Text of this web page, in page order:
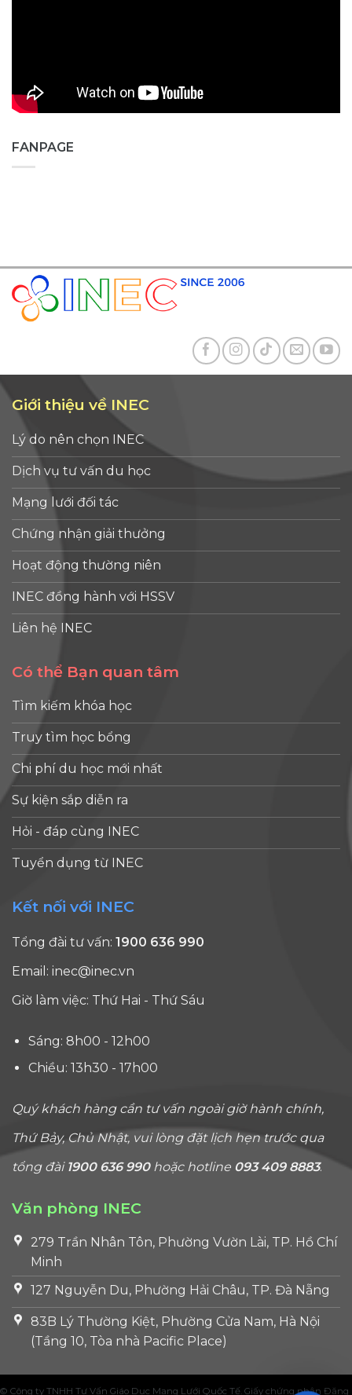
FANPAGE
Giới thiệu về INEC
Lý do nên chọn INEC
Dịch vụ tư vấn du học
Mạng lưới đối tác
Chứng nhận giải thưởng
Hoạt động thường niên
INEC đồng hành với HSSV
Liên hệ INEC
Có thể Bạn quan tâm
Tìm kiếm khóa học
Truy tìm học bổng
Chi phí du học mới nhất
Sự kiện sắp diễn ra
Hỏi - đáp cùng INEC
Tuyển dụng từ INEC
Kết nối với INEC
Tổng đài tư vấn: 1900 636 990
Email: inec@inec.vn
Giờ làm việc: Thứ Hai - Thứ Sáu
Sáng: 8h00 - 12h00
Chiều: 13h30 - 17h00
Quý khách hàng cần tư vấn ngoài giờ hành chính,
Thứ Bảy, Chủ Nhật, vui lòng đặt lịch hẹn trước qua
tổng đài 1900 636 990hoặc hotline 093 409 8883.
Văn phòng INEC
279 Trần Nhân Tôn, Phường Vườn Lài, TP. Hồ Chí
Minh
127 Nguyễn Du, Phường Hải Châu, TP. Đà Nẵng
83B Lý Thường Kiệt, Phường Cửa Nam, Hà Nội
(Tầng 10, Tòa nhà Pacific Place)
© Công ty TNHH Tư Vấn Giáo Dục Mạng Lưới Quốc Tế. Giấy chứng nhận Đăng